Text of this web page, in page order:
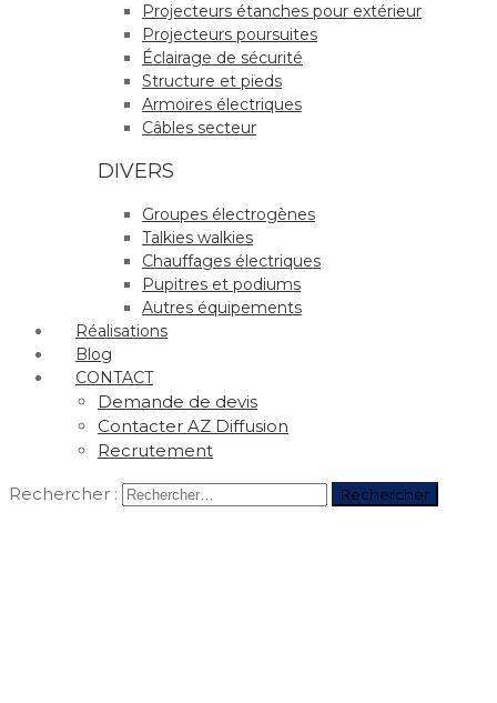
Projecteurs étanches pour extérieur
Projecteurs poursuites
Éclairage de sécurité
Structure et pieds
Armoires électriques
Câbles secteur
DIVERS
Groupes électrogènes
Talkies walkies
Chauffages électriques
Pupitres et podiums
Autres équipements
Réalisations
Blog
CONTACT
Demande de devis
Contacter AZ Diffusion
Recrutement
Rechercher :